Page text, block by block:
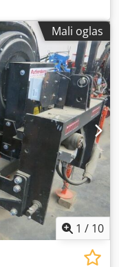
Setvene diskove
sklopiva Tehnički
i ne obavezuju
primenjuju se
O nama: - više
15.000 m²
70 t - više od 10.000
Ako želite da
firmu,
na našem
Radujemo se
Mali oglas
1 / 10